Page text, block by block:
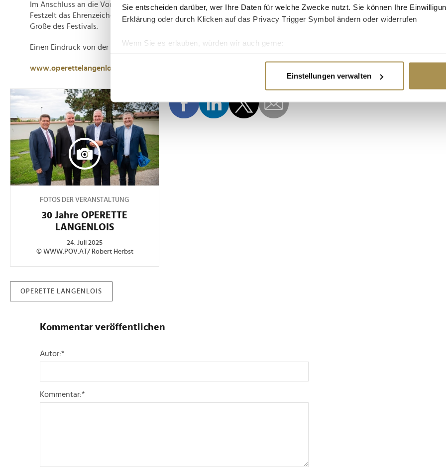
Sie entscheiden darüber, wer Ihre Daten für welche Zwecke nutzt. Sie können Ihre
Erklärung oder durch Klicken auf das Privacy Trigger Symbol ändern oder widerrufen
Wenn Sie es erlauben, würden wir auch gerne:
Erfahren Sie mehr darüber, wie Ihre persönlichen Daten verarbeitet werden, und legen Sie
Wir verwenden Cookies, um Inhalte und Anzeigen zu personalisieren, Funktionen für soziale
und die Zugriffe auf unsere Website zu analysieren. Außerdem geben wir Informationen zu
Website an unsere Partner für soziale Medien, Werbung und Analysen weiter. Unsere Partner
möglicherweise mit weiteren Daten zusammen, die Sie ihnen bereitgestellt haben oder die
der Dienste gesammelt haben.
Einstellungen verwalten
Im Anschluss an die Vorstellung erhielt SängerErwin Belakowitsch im
Festzelt das Ehrenzeichen der Stadt Langenlois. Seit 25 Jahren ist er eine feste
Größe des Festivals.
Einen Eindruck von der Premiere können Sie sich
www.operettelangenlois.at
FOTOS DER VERANSTALTUNG
30 Jahre OPERETTE
LANGENLOIS
24. Juli 2025
© WWW.POV.AT/ Robert Herbst
OPERETTE LANGENLOIS
Kommentar veröffentlichen
Autor:*
Kommentar:*